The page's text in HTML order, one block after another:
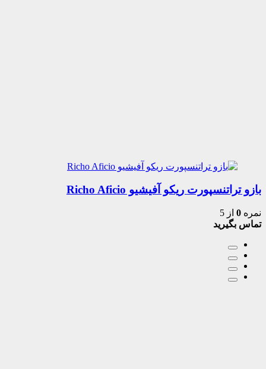
بازو تراتنسپورت ریکو آفیشیو Richo Aficio
نمره 0 از 5
تماس بگیرید